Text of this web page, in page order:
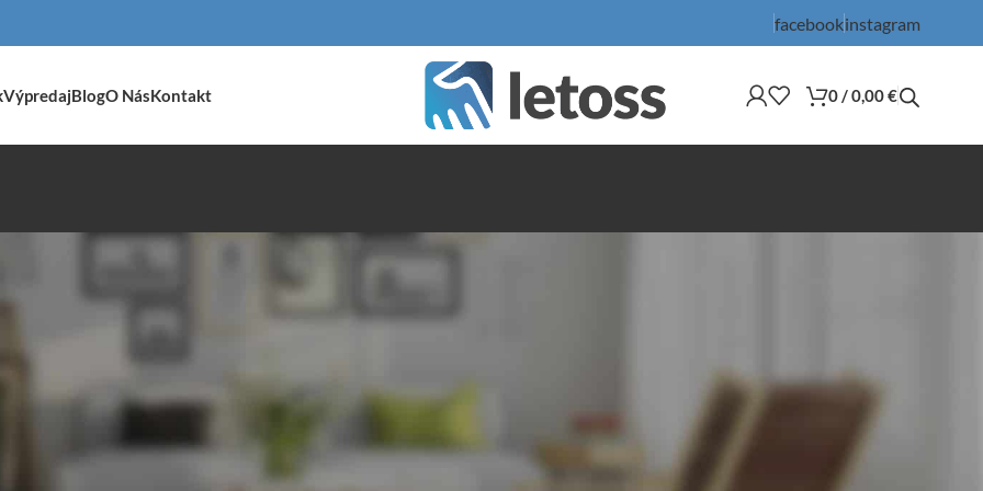
facebookinstagram
VýpredajBlogO NásKontakt 0 /0,00€